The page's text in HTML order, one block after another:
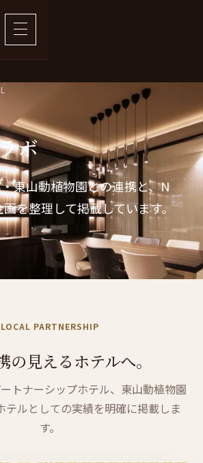
ボ
東山動植物園との連携と、N
を整理して掲載しています。
LOCAL PARTNERSHIP
の 見えるホテルへ。
トナーシップホテル、東山動植物園
テルとしての実績を明確に掲載しま
す。